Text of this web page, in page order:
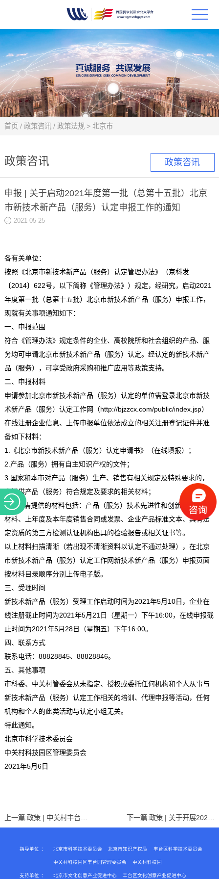
首页
政策
科技
合作
创新
政策咨讯
首页 / 政策咨讯 / 政策法规> 北京市
政策咨讯
申报 | 关于启动2021年度第一批（总第十五批）北京
市新技术新产品（服务）认定申报工作的通知
2021-05-25
各有关单位：
按照《北京市新技术新产品（服务）认定管理办法》（京科发
〔2014〕622号，以下简称《管理办法》）规定，经研究，启动2021
年度第一批（总第十五批）北京市新技术新产品（服务）申报工作，
现就有关事项通知如下：
一、申报范围
符合《管理办法》规定条件的企业、高校院所和社会组织的产品、服
务均可申请北京市新技术新产品（服务）认定。经认定的新技术新产
品（服务），可享受政府采购和推广应用等政策支持。
二、申报材料
申请参加北京市新技术新产品（服务）认定的单位需登录北京市新技
术新产品（服务）认定工作网（http://bjzzcx.com/public/index.jsp）
在线注册企业信息、上传申报单位依法成立的相关注册登记证件并准
备如下材料：
1.《北京市新技术新产品（服务）认定申请书》（在线填报）；
2.产品（服务）拥有自主知识产权的文件；
3.国家和本市对产品（服务）生产、销售有相关规定及特殊要求的，
应提供产品（服务）符合规定及要求的相关材料；
4.其他需提供的材料包括：产品（服务）技术先进性和创新性的相关
材料、上年度及本年度销售合同或发票、企业产品标准文本、具有法
定资质的第三方检测认证机构出具的检验报告或相关证书等。
以上材料扫描清晰（若出现不清晰资料以认定不通过处理），在北京
市新技术新产品（服务）认定工作网新技术新产品（服务）申报页面
按材料目录顺序分别上传电子版。
三、受理时间
新技术新产品（服务）受理工作启动时间为2021年5月10日，企业在
线注册截止时间为2021年5月21日（星期一）下午16:00，在线申报截
止时间为2021年5月28日（星期五）下午16:00。
四、联系方式
联系电话：88828845、88828846。
五、其他事项
市科委、中关村管委会从未指定、授权或委托任何机构和个人从事与
新技术新产品（服务）认定工作相关的培训、代理申报等活动，任何
机构和个人的此类活动与认定小组无关。
特此通知。
北京市科学技术委员会
中关村科技园区管理委员会
2021年5月6日
上一篇: 下一篇:
指导单位 ： 北京市科学技术委员会 北京市知识产权局 丰台区科学技术委员会
中关村科技园区丰台园管理委员会 中关村科技园
支持单位 ： 北京市文化创意产业促进中心 丰台区文化创意产业促进中心